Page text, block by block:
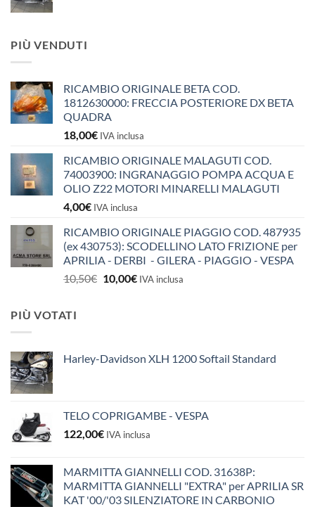
PIÙ VENDUTI
RICAMBIO ORIGINALE BETA COD.
1812630000: FRECCIA POSTERIORE DX BETA
QUADRA
18,00€ IVA inclusa
RICAMBIO ORIGINALE MALAGUTI COD.
74003900: INGRANAGGIO POMPA ACQUA E
OLIO Z22 MOTORI MINARELLI MALAGUTI
4,00€ IVA inclusa
RICAMBIO ORIGINALE PIAGGIO COD. 487935
(ex 430753): SCODELLINO LATO FRIZIONE per
APRILIA - DERBI - GILERA - PIAGGIO - VESPA
10,50€ Il
10,00€IlIVA inclusa
PIÙ VOTATI
Harley-Davidson XLH 1200 Softail Standard
TELO COPRIGAMBE - VESPA
122,00€ IVA inclusa
MARMITTA GIANNELLI COD. 31638P:
MARMITTA GIANNELLI "EXTRA" per APRILIA SR
KAT '00/'03 SILENZIATORE IN CARBONIO